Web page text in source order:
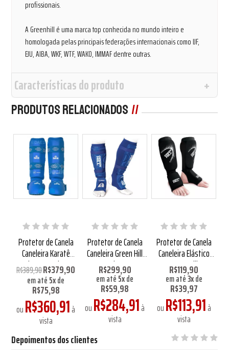
profissionais.
A Greenhill é uma marca top conhecida no mundo inteiro e
homologada pelas principais federações internacionais como IJF,
EJU, AIBA, WKF, WTF, WAKO, IMMAF dentre outras.
Características do produto
Produtos Relacionados
Protetor de Canela
Caneleira Karatê
Daedo Aprovado WKF
Azul
R$389,90R$379,90
em até5xde
R$75,98
ouR$360,91à
vista
Protetor de Canela
Caneleira Green Hill
Aprovado IMMAF
R$299,90
em até5xde
R$59,98
ouR$284,91à
vista
Protetor de Canela
Caneleira Elástico
Green Hill
R$119,90
em até3xde
R$39,97
ouR$113,91à
vista
Depoimentos dos clientes